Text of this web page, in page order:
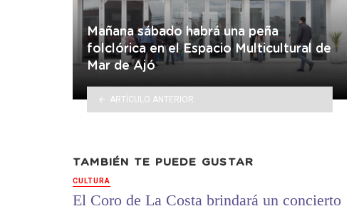
Mañana sábado habrá una peña
folclórica en el Espacio Multicultural de
Mar de Ajó
ARTÍCULO ANTERIOR
TAMBIÉN TE PUEDE GUSTAR
CULTURA
El Coro de La Costa brindará un concierto